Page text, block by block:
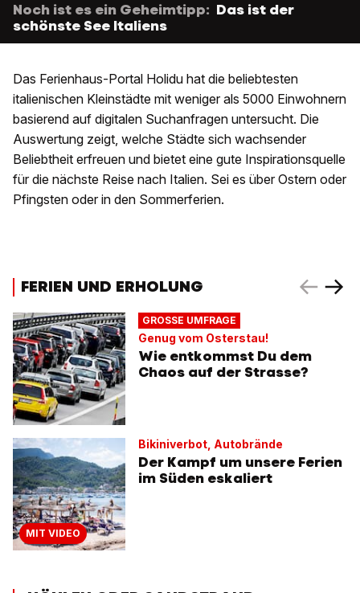
Noch ist es ein Geheimtipp: Das ist der
schönste See Italiens
Das Ferienhaus-Portal Holidu hat die beliebtesten
italienischen Kleinstädte mit weniger als 5000 Einwohnern
basierend auf digitalen Suchanfragen untersucht. Die
Auswertung zeigt, welche Städte sich wachsender
Beliebtheit erfreuen und bietet eine gute Inspirationsquelle
für die nächste Reise nach Italien. Sei es über Ostern oder
Pfingsten oder in den Sommerferien.
FERIEN UND ERHOLUNG
GROSSE UMFRAGE
Genug vom Osterstau!
Wie entkommst Du dem
Chaos auf der Strasse?
MIT VIDEO
Bikiniverbot, Autobrände
Der Kampf um unsere Ferien
im Süden eskaliert